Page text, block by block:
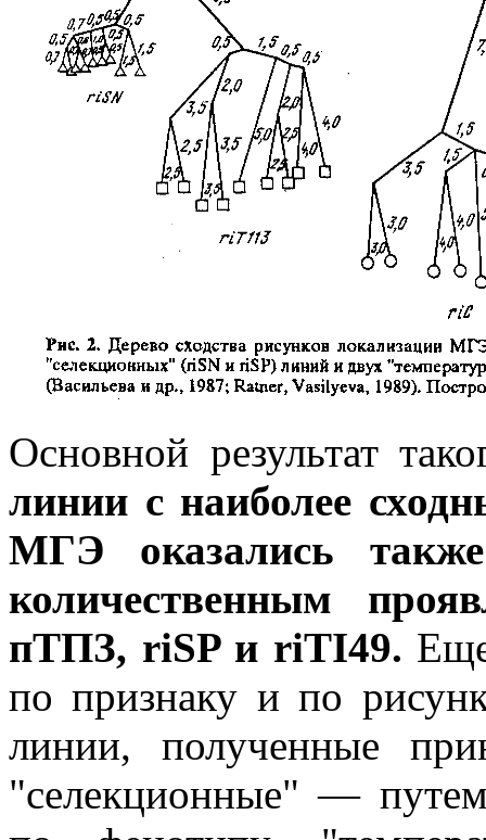
Основной результат
линии с наиболее
МГЭ оказались
количественным
пТПЗ, riSP и riTI49.
по признаку и по
линии, полученные
"селекционные" — путем